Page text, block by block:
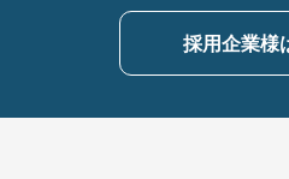
採用企業様